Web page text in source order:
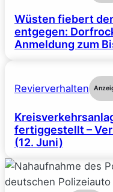
Wüsten fiebert
entgegen:
Anmeldung zum
Revierverhalten
fertiggestellt –
(12. Juni)